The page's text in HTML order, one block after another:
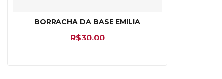
BORRACHA DA BASE EMILIA
R$30.00